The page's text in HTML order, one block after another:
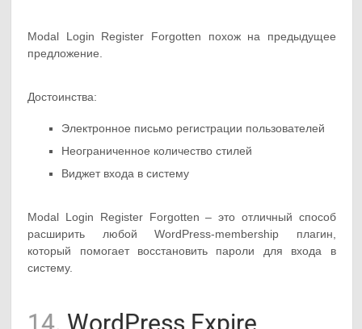
Modal Login Register Forgotten похож на предыдущее
предложение.
Достоинства:
Электронное письмо регистрации пользователей
Неограниченное количество стилей
Виджет входа в систему
Modal Login Register Forgotten – это отличный способ
расширить любой WordPress-membership плагин,
который помогает восстановить пароли для входа в
систему.
14. WordPress Expire